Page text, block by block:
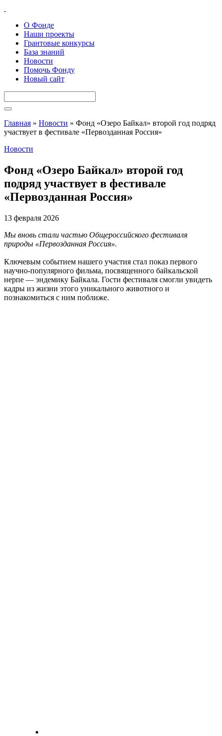
О Фонде
Наши проекты
Грантовые конкурсы
База знаний
Новости
Помочь Фонду
Новый сайт
Главная » Новости » Фонд «Озеро Байкал» второй год подряд
участвует в фестивале «Первозданная Россия»
Новости
Фонд «Озеро Байкал» второй год
подряд участвует в фестивале
«Первозданная Россия»
13 февраля 2026
Мы вновь стали частью Общероссийского фестиваля
природы «Первозданная Россия».
Ключевым событием нашего участия стал показ первого
научно-популярного фильма, посвященного байкальской
нерпе — эндемику Байкала. Гости фестиваля смогли увидеть
кадры из жизни этого уникального животного и
познакомиться с ним поближе.